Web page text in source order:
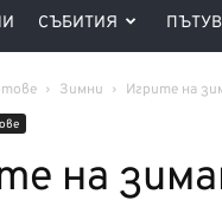
СЪБИТИЯ
Зимни Игрите на
на